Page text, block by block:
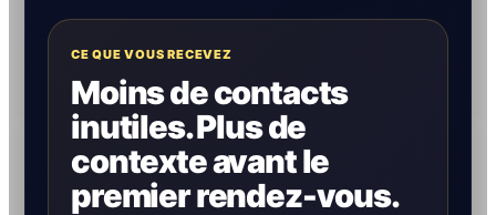
CE QUE VOUS RECEVEZ
Moins de contacts
inutiles. Plus de
contexte avant le
premier rendez-vous.